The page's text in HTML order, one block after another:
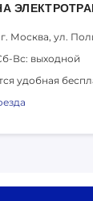
Москва, ул.
Вс: выходной
удобная